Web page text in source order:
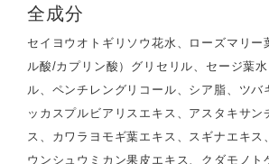
全成分
セイヨウオトギリソウ花水、ローズマリー
ル酸/カプリン酸）グリセリル、セージ葉
ル、ペンチレングリコール、シア脂、ツバ
ッカスプルビアリスエキス、アスタキサン
ス、カワラヨモギ葉エキス、スギナエキス
ウンシュウミカン果皮エキス、クダモノト